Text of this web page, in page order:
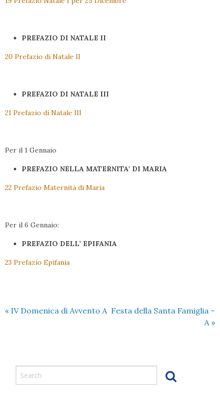
PREFAZIO DI NATALE II
20 Prefazio di Natale II
PREFAZIO DI NATALE III
21 Prefazio di Natale III
Per il 1 Gennaio
PREFAZIO NELLA MATERNITA’ DI MARIA
22 Prefazio Maternità di Maria
Per il 6 Gennaio:
PREFAZIO DELL’ EPIFANIA
23 Prefazio Epifania
« IV Domenica di Avvento A Festa della Santa Famiglia –
A »